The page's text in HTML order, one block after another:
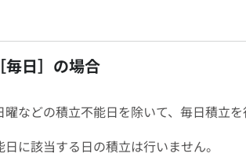
毎日］の場合
曜などの積立不能日を除いて、毎日積立を
に該当する日の積立は行いません。